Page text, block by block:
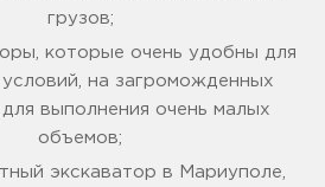
грузов;
которые очень удобны для
на загроможденных
выполнения очень малых
объемов;
экскаватор в Мариуполе,